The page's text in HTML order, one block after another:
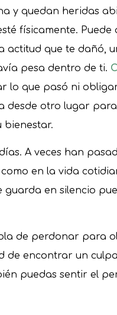
y quedan heridas
físicamente. Puede
actitud que te dañó,
pesa dentro de ti.
lo que pasó ni
desde otro lugar
bienestar.
A veces han
en la vida
guarda en silencio
de perdonar para
de encontrar un
puedas sentir el